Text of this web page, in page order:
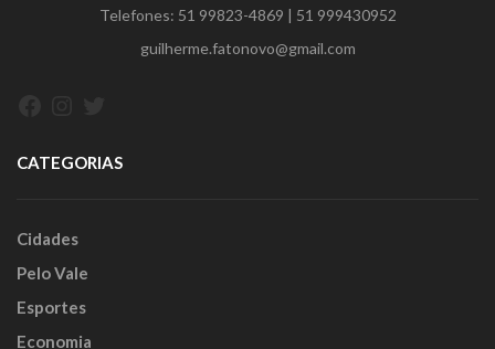
Telefones: 51 99823-4869 | 51 999430952
guilherme.fatonovo@gmail.com
CATEGORIAS
Cidades
Pelo Vale
Esportes
Economia